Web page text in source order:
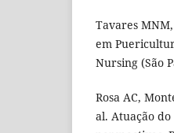
Tavares
em
Nursing (São
Rosa AC,
al. Atuação